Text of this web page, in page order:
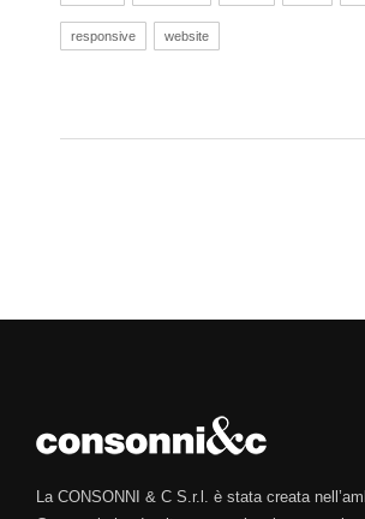
responsive website
La CONSONNI & C S.r.l. è stata creata